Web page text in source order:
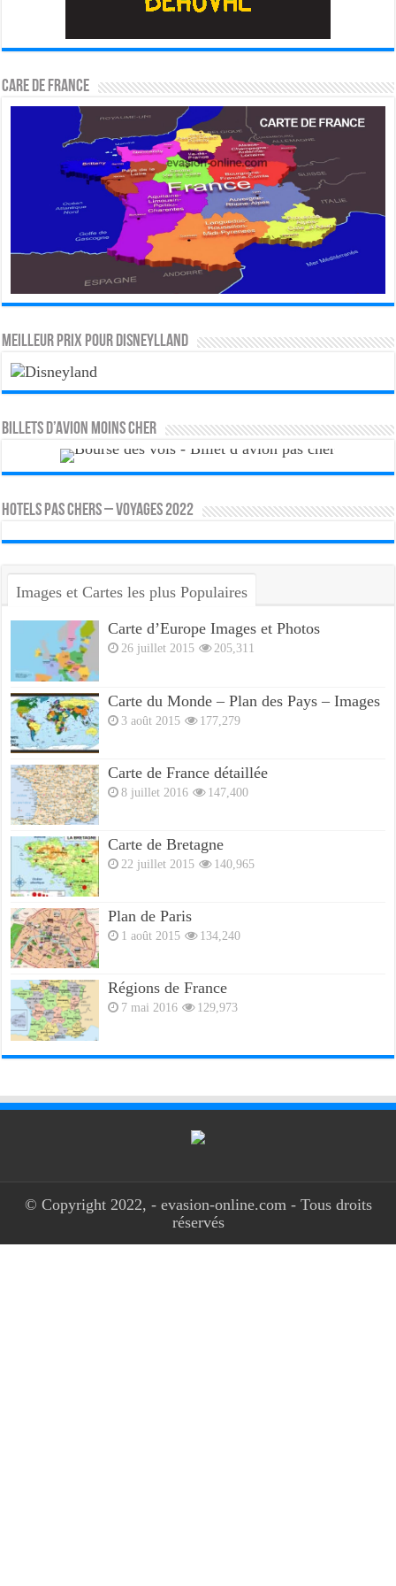
CARE DE FRANCE
MEILLEUR PRIX POUR DISNEYLLAND
Billets d’avion moins cher
HOTELS PAS CHERS – VOYAGES 2022
Images et Cartes les plus Populaires
Carte d’Europe Images et Photos
26 juillet 2015 205,311
Carte du Monde – Plan des Pays – Images
3 août 2015 177,279
Carte de France détaillée
8 juillet 2016 147,400
Carte de Bretagne
22 juillet 2015 140,965
Plan de Paris
1 août 2015 134,240
Régions de France
7 mai 2016 129,973
© Copyright 2022, - evasion-online.com - Tous droits
réservés